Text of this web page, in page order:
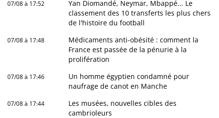
07/08 à 17:52
Yan Diomandé, Neymar, Mbappé... Le
classement des 10 transferts les plus chers
de l'histoire du football
07/08 à 17:48
Médicaments anti-obésité : comment la
France est passée de la pénurie à la
prolifération
07/08 à 17:46
Un homme égyptien condamné pour
naufrage de canot en Manche
07/08 à 17:44
Les musées, nouvelles cibles des
cambrioleurs